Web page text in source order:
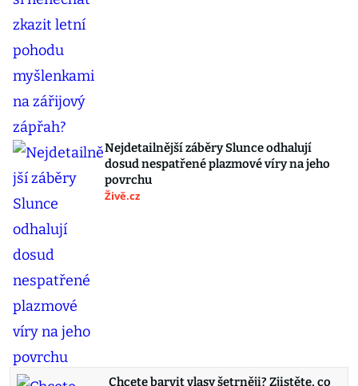
Nejdetailnější záběry Slunce odhalují
dosud nespatřené plazmové víry na jeho
povrchu
Živě.cz
Chcete barvit vlasy šetrněji? Zjistěte, co